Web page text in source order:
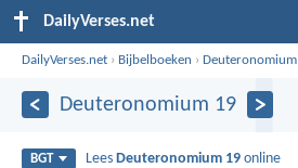
DailyVerses.net
DailyVerses.net › Bijbelboeken ›Deuteronomium
Deuteronomium 19
BGT Lees Deuteronomium 19 online